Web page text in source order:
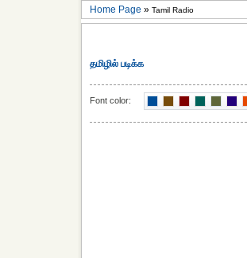
Home Page » Tamil Radio
தமிழில் படிக்க
Font color: